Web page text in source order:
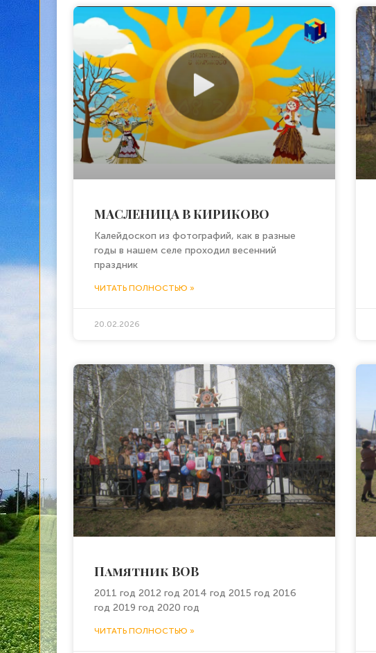
МАСЛЕНИЦА В КИРИКОВО
Калейдоскоп из фотографий, как в разные
годы в нашем селе проходил весенний
праздник
ЧИТАТЬ ПОЛНОСТЬЮ »
20.02.2026
Памятник ВОВ
2011 год 2012 год 2014 год 2015 год 2016
год 2019 год 2020 год
ЧИТАТЬ ПОЛНОСТЬЮ »